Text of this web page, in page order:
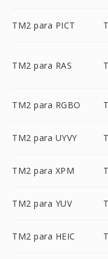
TM2 para PICT
TM2 para RAS
TM2 para RGBO
TM2 para UYVY
TM2 para XPM
TM2 para YUV
TM2 para HEIC